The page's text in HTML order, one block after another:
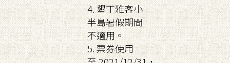
4. 墾丁雅客小
半島暑假期間
不適用。
5. 票券使用